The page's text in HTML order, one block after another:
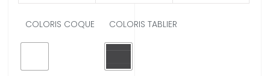
COLORIS COQUE COLORIS TABLIER